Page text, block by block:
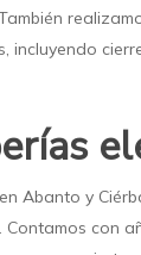
incluyendo
Abanto y
con